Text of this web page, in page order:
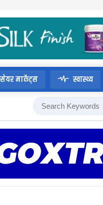
सेयर मार्केट्स स्वास्थ्य